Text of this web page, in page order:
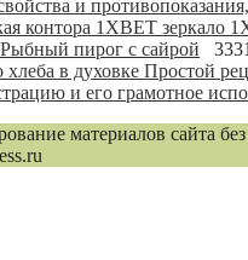
Рыбный пирог с сайрой
Простой
материалов сайта